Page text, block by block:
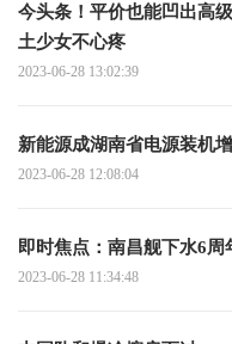
今头条！平价也能凹出高
土少女不心疼
2023-06-28 13:02:39
新能源成湖南省电源装机
2023-06-28 12:08:04
即时焦点：南昌舰下水6
2023-06-28 11:34:48